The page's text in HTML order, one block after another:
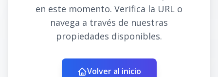
en este momento. Verifica la URL o
navega a través de nuestras
propiedades disponibles.
Volver al inicio